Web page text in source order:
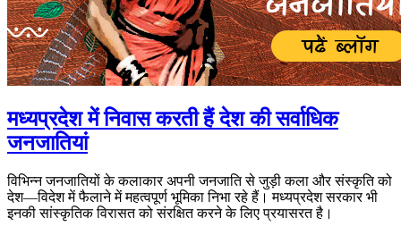
मध्यप्रदेश में निवास करती हैं देश की सर्वाधिक
जनजातियां
विभिन्न जनजातियों के कलाकार अपनी जनजाति से जुड़ी कला और संस्कृति को
देश—विदेश में फैलाने में महत्वपूर्ण भूमिका निभा रहे हैं। मध्यप्रदेश सरकार भी
इनकी सांस्कृतिक विरासत को संरक्षित करने के लिए प्रयासरत है।